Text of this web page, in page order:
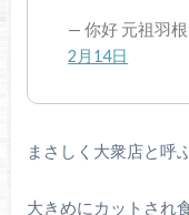
— 你好 元祖羽
2月14日
まさしく大衆店と呼
大きめにカットされ